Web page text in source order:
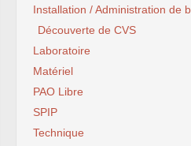
Installation / Administration de
Découverte de CVS
Laboratoire
Matériel
PAO Libre
SPIP
Technique